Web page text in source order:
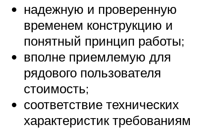
надежную и проверенную
временем конструкцию и
понятный принцип работы;
вполне приемлемую для
рядового пользователя
стоимость;
соответствие технических
характеристик требованиям